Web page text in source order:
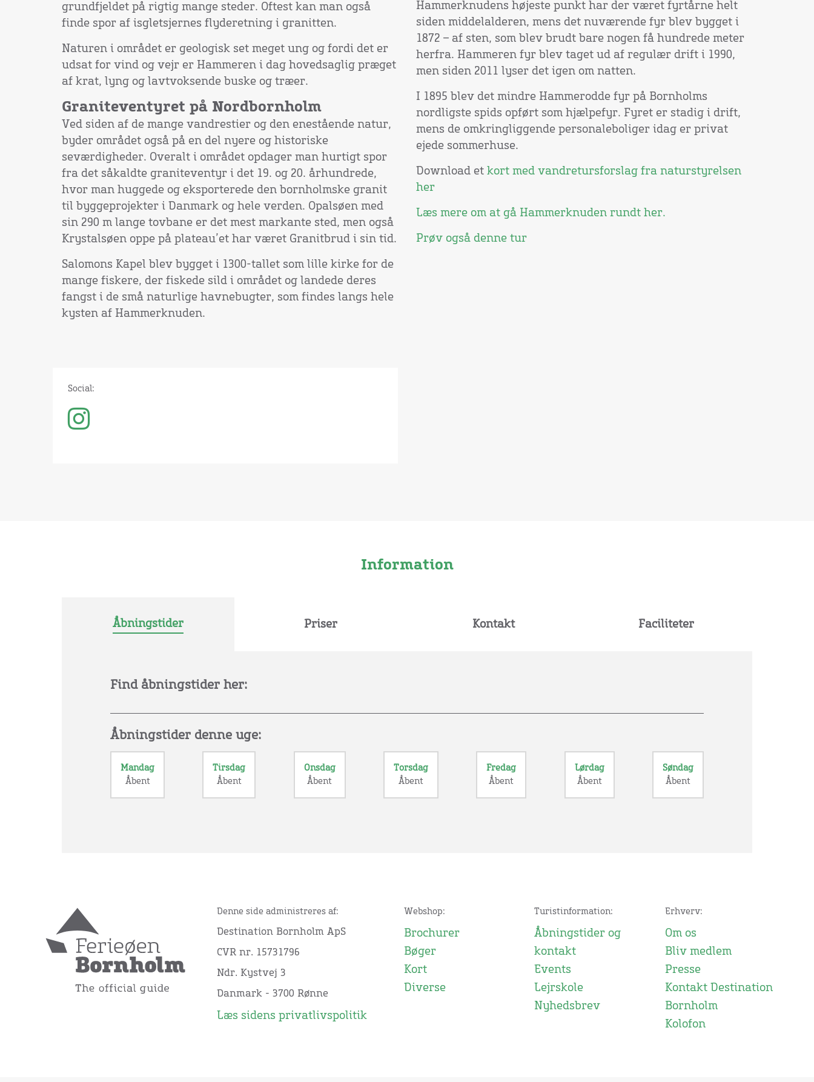
grundfjeldet på rigtig mange steder. Oftest kan man også
finde spor af isgletsjernes flyderetning i granitten.
Naturen i området er geologisk set meget ung og fordi det er
udsat for vind og vejr er Hammeren i dag hovedsaglig præget
af krat, lyng og lavtvoksende buske og træer.
Graniteventyret på Nordbornholm
Ved siden af de mange vandrestier og den enestående natur,
byder området også på en del nyere og historiske
seværdigheder. Overalt i området opdager man hurtigt spor
fra det såkaldte graniteventyr i det 19. og 20. århundrede,
hvor man huggede og eksporterede den bornholmske granit
til byggeprojekter i Danmark og hele verden. Opalsøen med
sin 290 m lange tovbane er det mest markante sted, men også
Krystalsøen oppe på plateau’et har været Granitbrud i sin tid.
Salomons Kapel blev bygget i 1300-tallet som lille kirke for de
mange fiskere, der fiskede sild i området og landede deres
fangst i de små naturlige havnebugter, som findes langs hele
kysten af Hammerknuden.
Hammerknudens højeste punkt har der været fyrtårne helt
siden middelalderen, mens det nuværende fyr blev bygget i
1872 – af sten, som blev brudt bare nogen få hundrede meter
herfra. Hammeren fyr blev taget ud af regulær drift i 1990,
men siden 2011 lyser det igen om natten.
I 1895 blev det mindre Hammerodde fyr på Bornholms
nordligste spids opført som hjælpefyr. Fyret er stadig i drift,
mens de omkringliggende personaleboliger idag er privat
ejede sommerhuse.
Download et kort med vandretursforslag fra naturstyrelsen
her
Læs mere om at gå Hammerknuden rundt her.
Prøv også denne tur
Social:
Information
Åbningstider Priser Kontakt Faciliteter
Find åbningstider her:
Åbningstider denne uge:
Mandag
Åbent
Tirsdag
Åbent
Onsdag
Åbent
Torsdag
Åbent
Fredag
Åbent
Lørdag
Åbent
Søndag
Åbent
Denne side administreres af:
Destination Bornholm ApS
CVR nr. 15731796
Ndr. Kystvej 3
Danmark - 3700 Rønne
Læs sidens privatlivspolitik
Webshop:
Brochurer
Bøger
Kort
Diverse
Turistinformation:
Åbningstider og
kontakt
Events
Lejrskole
Nyhedsbrev
Erhverv:
Om os
Bliv medlem
Presse
Kontakt Destination
Bornholm
Kolofon